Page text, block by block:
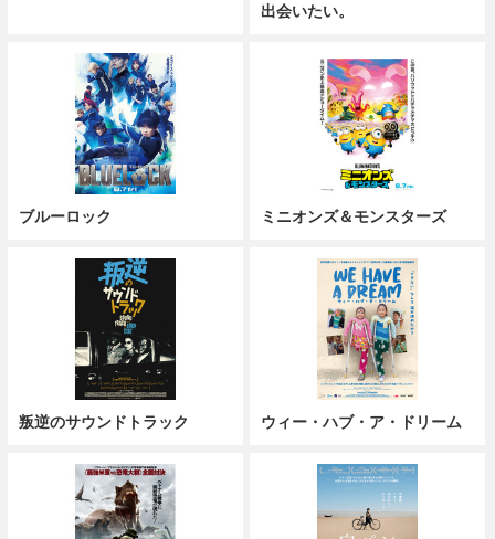
出会いたい。
ブルーロック ミニオンズ＆モンスターズ
叛逆のサウンドトラック ウィー・ハブ・ア・ドリーム